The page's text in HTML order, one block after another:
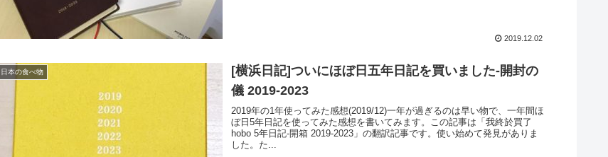
2019.12.02
日本の食べ物
[横浜日記]ついにほぼ日五年日記を買いました-開封の
儀 2019-2023
2019年の1年使ってみた感想(2019/12)一年が過ぎるのは早い物で、一年間ほ
ぼ日5年日記を使ってみた感想を書いてみます。この記事は「我終於買了
hobo 5年日記-開箱 2019-2023」の翻訳記事です。使い始めて発見がありま
した。た...